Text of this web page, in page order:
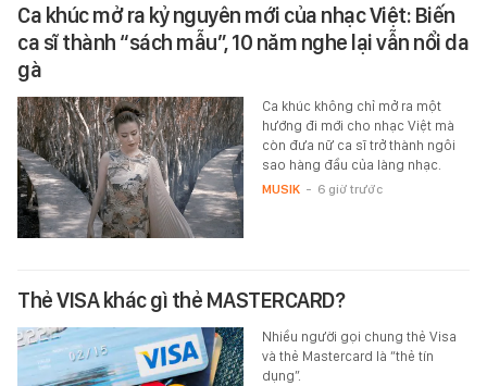
Ca khúc mở ra kỷ nguyên mới của nhạc Việt: Biến
ca sĩ thành “sách mẫu”, 10 năm nghe lại vẫn nổi da
gà
Ca khúc không chỉ mở ra một
hướng đi mới cho nhạc Việt mà
còn đưa nữ ca sĩ trở thành ngôi
sao hàng đầu của làng nhạc.
MUSIK - 6 giờ trước
Thẻ VISA khác gì thẻ MASTERCARD?
Nhiều người gọi chung thẻ Visa
và thẻ Mastercard là “thẻ tín
dụng”.